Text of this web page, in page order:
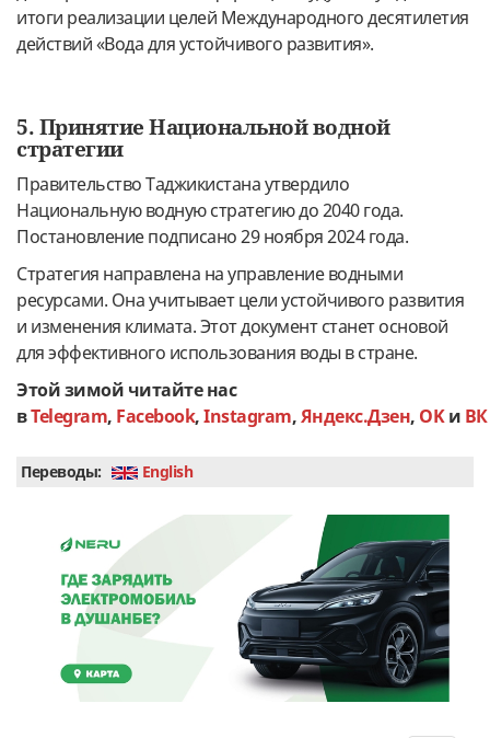
итоги реализации целей Международного десятилетия
действий «Вода для устойчивого развития».
5. Принятие Национальной водной
стратегии
Правительство Таджикистана утвердило
Национальную водную стратегию до 2040 года.
Постановление подписано 29 ноября 2024 года.
Стратегия направлена на управление водными
ресурсами. Она учитывает цели устойчивого развития
и изменения климата. Этот документ станет основой
для эффективного использования воды в стране.
Этой зимой читайте нас
вTelegram, Facebook,Instagram,Яндекс.Дзен, OK и ВК
Переводы: English